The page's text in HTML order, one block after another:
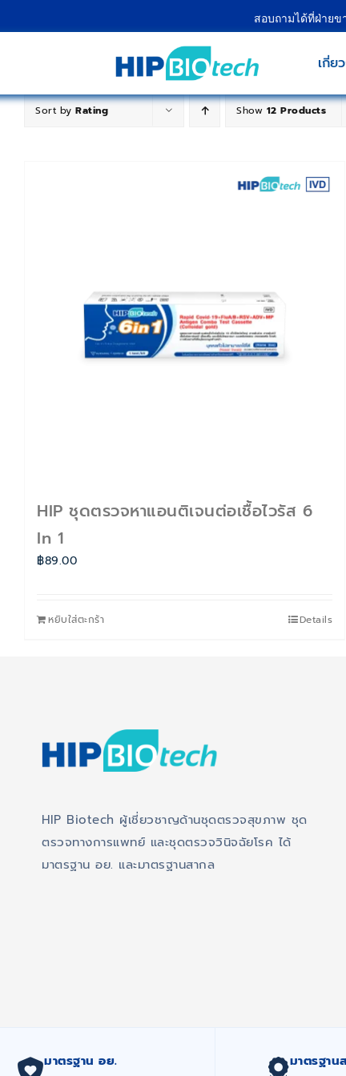
สอบถามได้ที่ฝ่ายข
เกี่ย
Sort by Rating Show 12 Products
HIP ชุดตรวจหาแอนติเจนต่อเชื้อไวรัส 6
In 1
฿89.00
หยิบใส่ตะกร้า Details
HIP Biotech ผู้เชี่ยวชาญด้านชุดตรวจสุขภาพ ชุด
ตรวจทางการแพทย์ และชุดตรวจวินิจฉัยโรค ได้
มาตรฐาน อย. และมาตรฐานสากล
มาตรฐาน อย. มาตรฐาน